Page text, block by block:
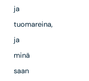
ja
tuomareina,
ja
minä
saan